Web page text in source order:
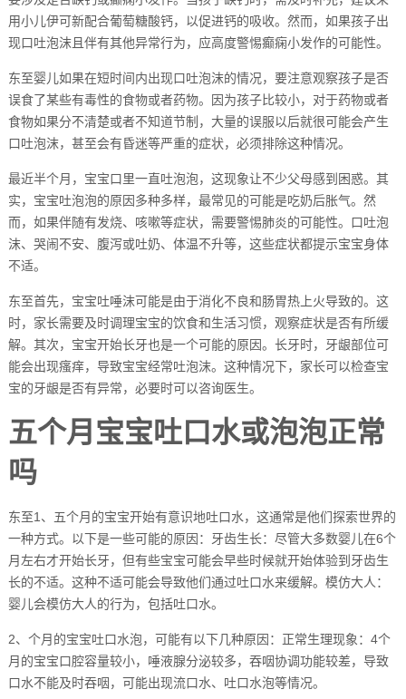
用小儿伊可新配合葡萄糖酸钙，以促进钙的吸收。然而，如果孩子出
现口吐泡沫且伴有其他异常行为，应高度警惕癫痫小发作的可能性。
东至婴儿如果在短时间内出现口吐泡沫的情况，要注意观察孩子是否
误食了某些有毒性的食物或者药物。因为孩子比较小，对于药物或者
食物如果分不清楚或者不知道节制，大量的误服以后就很可能会产生
口吐泡沫，甚至会有昏迷等严重的症状，必须排除这种情况。
最近半个月，宝宝口里一直吐泡泡，这现象让不少父母感到困惑。其
实，宝宝吐泡泡的原因多种多样，最常见的可能是吃奶后胀气。然
而，如果伴随有发烧、咳嗽等症状，需要警惕肺炎的可能性。口吐泡
沫、哭闹不安、腹泻或吐奶、体温不升等，这些症状都提示宝宝身体
不适。
东至首先，宝宝吐唾沫可能是由于消化不良和肠胃热上火导致的。这
时，家长需要及时调理宝宝的饮食和生活习惯，观察症状是否有所缓
解。其次，宝宝开始长牙也是一个可能的原因。长牙时，牙龈部位可
能会出现瘙痒，导致宝宝经常吐泡沫。这种情况下，家长可以检查宝
宝的牙龈是否有异常，必要时可以咨询医生。
五个月宝宝吐口水或泡泡正常
吗
东至1、五个月的宝宝开始有意识地吐口水，这通常是他们探索世界的
一种方式。以下是一些可能的原因：牙齿生长：尽管大多数婴儿在6个
月左右才开始长牙，但有些宝宝可能会早些时候就开始体验到牙齿生
长的不适。这种不适可能会导致他们通过吐口水来缓解。模仿大人：
婴儿会模仿大人的行为，包括吐口水。
2、个月的宝宝吐口水泡，可能有以下几种原因：正常生理现象：4个
月的宝宝口腔容量较小，唾液腺分泌较多，吞咽协调功能较差，导致
口水不能及时吞咽，可能出现流口水、吐口水泡等情况。